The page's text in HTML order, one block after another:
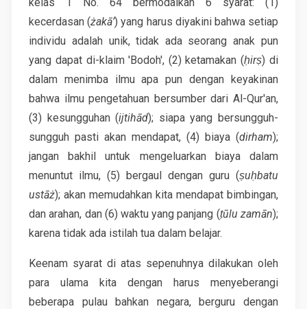
kecerdasan (żakā’) yang harus diyakini bahwa setiap
individu adalah unik, tidak ada seorang anak pun
yang dapat di-klaim 'Bodoh', (2) ketamakan (ḥirṣ) di
dalam menimba ilmu apa pun dengan keyakinan
bahwa ilmu pengetahuan bersumber dari Al-Qur'an,
(3) kesungguhan (ijtihād); siapa yang bersungguh-
sungguh pasti akan mendapat, (4) biaya (dirham);
jangan bakhil untuk mengeluarkan biaya dalam
menuntut ilmu, (5) bergaul dengan guru (ṣuḥbatu
ustāż); akan memudahkan kita mendapat bimbingan,
dan arahan, dan (6) waktu yang panjang (ṭūlu zamān);
karena tidak ada istilah tua dalam belajar.
Keenam syarat di atas sepenuhnya dilakukan oleh
para ulama kita dengan harus menyeberangi
beberapa pulau bahkan negara, berguru dengan